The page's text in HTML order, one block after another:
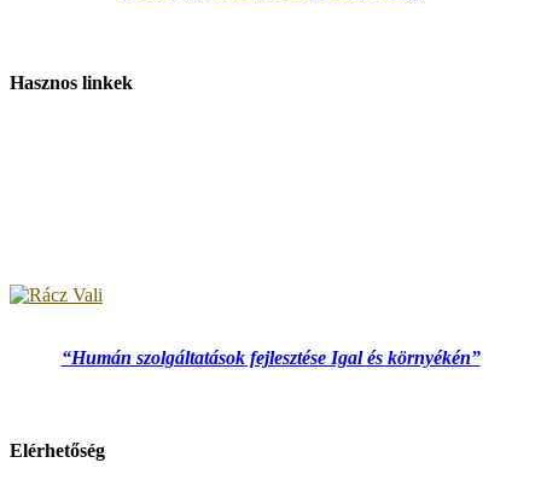
Hasznos linkek
“Humán szolgáltatások fejlesztése Igal és környékén”
Elérhetőség